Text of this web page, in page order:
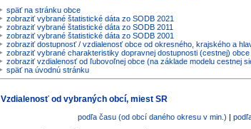
späť na stránku obce
zobraziť vybrané štatistické dáta zo SODB 2021
zobraziť vybrané štatistické dáta zo SODB 2011
zobraziť vybrané štatistické dáta zo SODB 2001
zobraziť dostupnosť / vzdialenosť obce od okresného, krajského a
zobraziť vybrané charakteristiky dopravnej dostupnosti (cestnej)
zobraziť vzdialenosť od ľubovoľnej obce (na základe modelu cestnej
späť na úvodnú stránku
Vzdialenosť od vybraných obcí, miest SR
podľa času (od obcí daného okresu v min.) |